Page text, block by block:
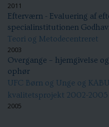
2011
Efterværn - Evaluering af
specialinstitutionen
Teori og Metodecentreret
2003
Overgange – hjemgivelse
ophør
UFC Børn og Unge og
kvalitetsprojekt 2002-2005
2005